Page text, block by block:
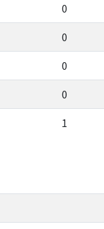
0
0
0
0
1